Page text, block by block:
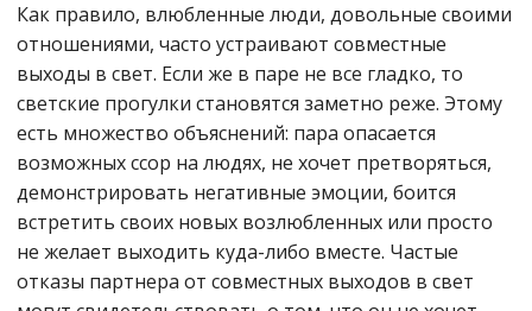
Как правило, влюбленные люди, довольные своими
отношениями, часто устраивают совместные
выходы в свет. Если же в паре не все гладко, то
светские прогулки становятся заметно реже. Этому
есть множество объяснений: пара опасается
возможных ссор на людях, не хочет претворяться,
демонстрировать негативные эмоции, боится
встретить своих новых возлюбленных или просто
не желает выходить куда-либо вместе. Частые
отказы партнера от совместных выходов в свет